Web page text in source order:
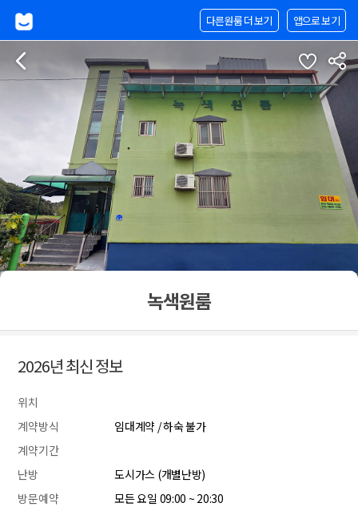
앱으로 보기
다른원룸 더 보기
녹색원룸
2026년 최신 정보
위치
계약방식
임대계약 / 하숙 불가
계약기간
난방
도시가스 (개별난방)
방문예약
모든 요일 09:00 ~ 20:30